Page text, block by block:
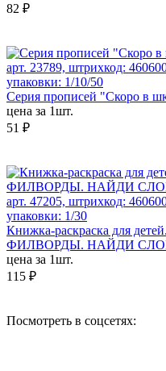
82 ₽
арт. 23789, штрихкод:
упаковки: 1/10/50
Серия прописей "Скоро в
цена за 1шт.
51 ₽
арт. 47205, штрихкод:
упаковки: 1/30
Книжка-раскраска для
ФИЛВОРДЫ. НАЙДИ
цена за 1шт.
115 ₽
Посмотреть в соцсетях: